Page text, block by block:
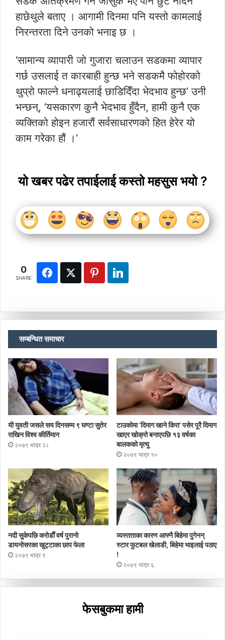
हाछेथुले बताए । आगामी दिनमा पनि यस्तो कामलाई
निरन्तरता दिने उनको भनाइ छ ।
‘सामान्य व्यापारी जो गुजारा चलाउन सडकमा व्यापार
गर्छ उसलाई त कारबाही हुन्छ भने सडकमै फोहोरको
थुप्रो फाल्ने धनाढ्यलाई छाडिदिँदा भेदभाव हुन्छ’ उनी
भन्छन्, ‘यसकारण कुनै भेदभाव हुँदैन, हामी कुनै एक
व्यक्तिको होइन हजारौं सर्वसाधारणको हित हेरेर यो
काम गरेका हौं ।’
यो खबर पढेर तपाईलाई कस्तो महसुस भयो ?
0
SHARE
सम्बन्धित समाचार
यी युवती जसले सय दिनसम्म ९ घण्टा सुतेर
राखिन विश्व कीर्तिमान
२०७९ भाद्र २८
टाउकोमा ‘दिमाग खाने किरा’ पसेर पूरै दिमाग
खाएर खोक्रो बनाएपछि १३ वर्षका
बालकको मृत्यु
२०७९ भाद्र १०
नदी सुकेपछि कराेडाैँ वर्ष पुरानाे
डायनोसरका खुट्टाका छाप फेला
२०७९ भाद्र ९
व्यस्तताका कारण आफ्नै बिहेमा पुगेनन्
स्टार फुटबल खेलाडी, बिहेमा भाइलाई पठाए
!
२०७९ भाद्र ६
फेसबुकमा हामी